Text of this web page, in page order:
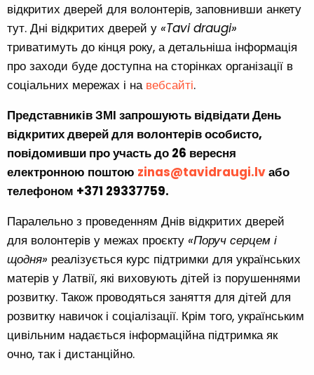
відкритих дверей для волонтерів, заповнивши анкету
тут. Дні відкритих дверей у «Tavi draugi»
триватимуть до кінця року, а детальніша інформація
про заходи буде доступна на сторінках організації в
соціальних мережах і на вебсайті.
Представників ЗМІ запрошують відвідати День
відкритих дверей для волонтерів особисто,
повідомивши про участь до 26 вересня
електронною поштою zinas@tavidraugi.lvабо
телефоном +371 29337759.
Паралельно з проведенням Днів відкритих дверей
для волонтерів у межах проєкту «Поруч серцем і
щодня» реалізується курс підтримки для українських
матерів у Латвії, які виховують дітей із порушеннями
розвитку. Також проводяться заняття для дітей для
розвитку навичок і соціалізації. Крім того, українським
цивільним надається інформаційна підтримка як
очно, так і дистанційно.